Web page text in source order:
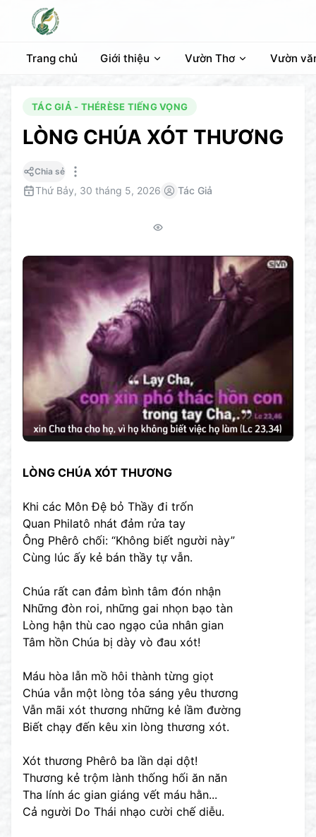
Trang chủ Giới thiệu Vườn Thơ Vườn
TÁC GIẢ - THÉRÈSE TIẾNG VỌNG
LÒNG CHÚA XÓT THƯƠNG
Chia sẻ
Thứ Bảy, 30 tháng 5, 2026 Tác Giả
LÒNG CHÚA XÓT THƯƠNG
Khi các Môn Đệ bỏ Thầy đi trốn
Quan Philatô nhát đảm rửa tay
Ông Phêrô chối: “Không biết người này”
Cùng lúc ấy kẻ bán thầy tự vẫn.
Chúa rất can đảm bình tâm đón nhận
Những đòn roi, những gai nhọn bạo tàn
Lòng hận thù cao ngạo của nhân gian
Tâm hồn Chúa bị dày vò đau xót!
Máu hòa lẫn mồ hôi thành từng giọt
Chúa vẫn một lòng tỏa sáng yêu thương
Vẫn mãi xót thương những kẻ lầm đường
Biết chạy đến kêu xin lòng thương xót.
Xót thương Phêrô ba lần dại dột!
Thương kẻ trộm lành thống hối ăn năn
Tha lính ác gian giáng vết máu hằn...
Cả người Do Thái nhạo cười chế diễu.